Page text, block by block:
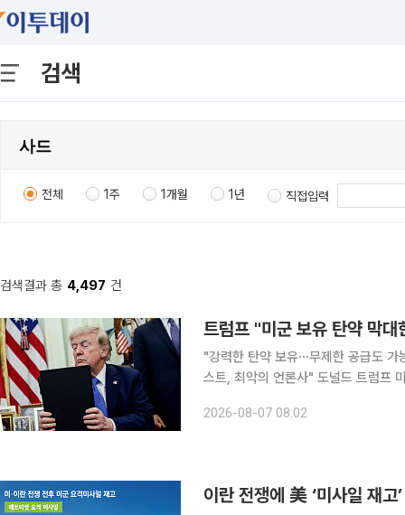
검색
전체 1주 1개월 1년 직접입력
검색결과 총 4,497 건
트럼프 "미군 보유 탄약 막
"강력한 탄약 보유⋯무제한 공급도
스트, 최악의 언론사" 도널드 트럼프 미국 대통령이 "미군은 여전히 막대한 규모의 탄약을 보유하고
놓고 충돌했다는 언론 보도를 의식한
2026-08-07 08:02
이란 전쟁에 美 ‘미사일 재